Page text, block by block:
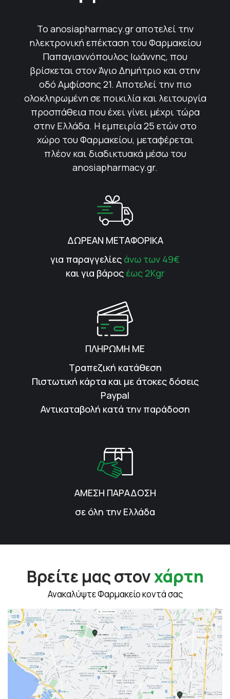
Το anosiapharmacy.gr αποτελεί την
ηλεκτρονική επέκταση του Φαρμακείου
Παπαγιαννόπουλος Ιωάννης, που
βρίσκεται στον Άγιο Δημήτριο και στην
οδό Αμφίσσης 21. Αποτελεί την πιο
ολοκληρωμένη σε ποικιλία και λειτουργία
προσπάθεια που έχει γίνει μέχρι τώρα
στην Ελλάδα. Η εμπειρία 25 ετών στο
χώρο του Φαρμακείου, μεταφέρεται
πλέον και διαδικτυακά μέσω του
anosiapharmacy.gr.
ΔΩΡΕΑΝ ΜΕΤΑΦΟΡΙΚΑ
για παραγγελίες άνω των 49€
και για βάρος έως 2Kgr
ΠΛΗΡΩΜΗ ΜΕ
Τραπεζική κατάθεση
Πιστωτική κάρτα και με άτοκες δόσεις
Paypal
Αντικαταβολή κατά την παράδοση
ΑΜΕΣΗ ΠΑΡΑΔΟΣΗ
σε όλη την Ελλάδα
Βρείτε μας στονχάρτη
Ανακαλύψτε Φαρμακείο κοντά σας